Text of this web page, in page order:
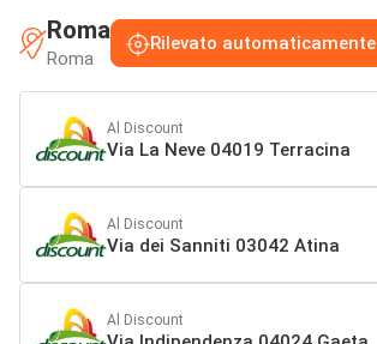
Roma
Roma
Rilevato automaticamente
Al Discount
Via La Neve 04019 Terracina
Al Discount
Via dei Sanniti 03042 Atina
Al Discount